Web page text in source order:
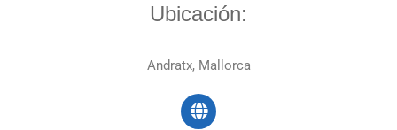
Ubicación:
Andratx, Mallorca